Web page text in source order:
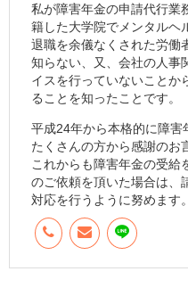
私が障害年金の申請代行業
籍した大学院でメンタルヘ
退職を余儀なくされた労働
知らない、又、会社の人事
イスを行っていないことか
ることを知ったことです。
平成24年から本格的に障害
たくさんの方から感謝のお
これからも障害年金の受給
のご依頼を頂いた場合は、
対応を行うように努めます。